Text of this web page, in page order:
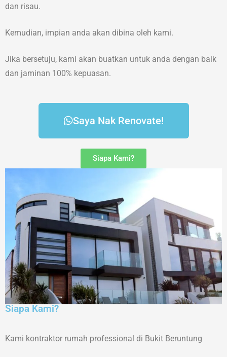
dan risau.
Kemudian, impian anda akan dibina oleh kami.
Jika bersetuju, kami akan buatkan untuk anda dengan baik
dan jaminan 100% kepuasan.
Saya Nak Renovate!
Siapa Kami?
Siapa Kami?
Kami kontraktor rumah professional di Bukit Beruntung